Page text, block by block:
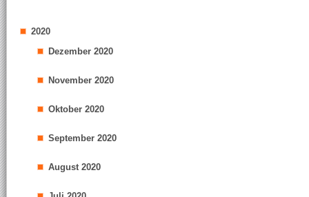
2020
Dezember 2020
November 2020
Oktober 2020
September 2020
August 2020